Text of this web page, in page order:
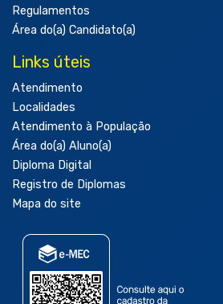
Regulamentos
Área do(a) Candidato(a)
Links úteis
Atendimento
Localidades
Atendimento à População
Área do(a) Aluno(a)
Diploma Digital
Registro de Diplomas
Mapa do site